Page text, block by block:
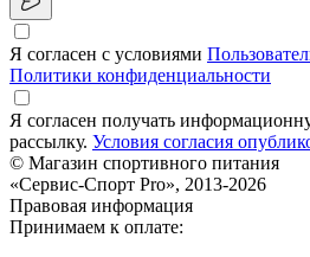
Я согласен с условиями
Политики конфиденциальности
Я согласен получать
рассылку. Условия согласия
© Магазин спортивного питания
«Сервис-Спорт Pro», 2013-2026
Правовая информация
Принимаем к оплате: